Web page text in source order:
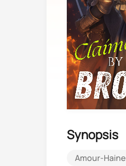
Synopsis
Amour-Haine